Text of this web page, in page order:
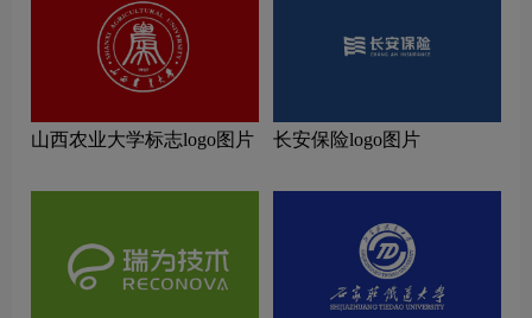
山西农业大学标志logo图片 长安保险logo图片